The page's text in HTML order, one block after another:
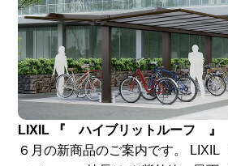
LIXIL 『 ハイブリットルーフ 』
６月の新商品のご案内です。